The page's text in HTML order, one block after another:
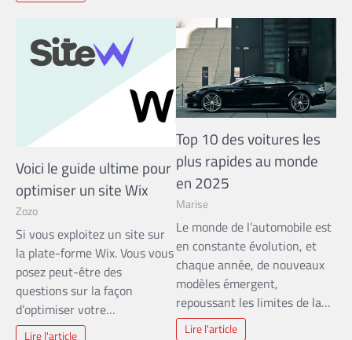
Voici le guide ultime pour
optimiser un site Wix
Zozo
Si vous exploitez un site sur
la plate-forme Wix. Vous vous
posez peut-être des
questions sur la façon
d’optimiser votre…
Lire l'article
Top 10 des voitures les
plus rapides au monde
en 2025
Marise
Le monde de l’automobile est
en constante évolution, et
chaque année, de nouveaux
modèles émergent,
repoussant les limites de la…
Lire l'article